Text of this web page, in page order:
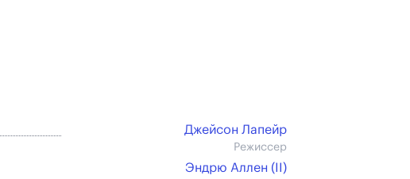
Джейсон Лапейр
Режиссер
Эндрю Аллен (II)